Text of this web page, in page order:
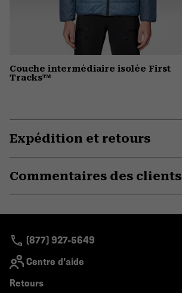
Couche intermédiaire isolée First
Tracks™
Expédition et retours
Commentaires des clients
(877) 927-5649
Centre d'aide
Retours